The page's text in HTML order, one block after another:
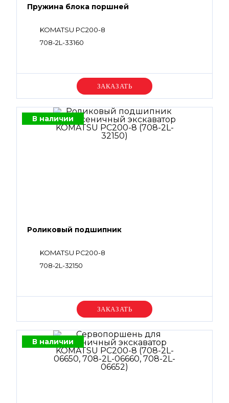
Пружина блока поршней
KOMATSU PC200-8
708-2L-33160
Уточняйте цену
В наличии
Роликовый подшипник
KOMATSU PC200-8
708-2L-32150
Уточняйте цену
В наличии